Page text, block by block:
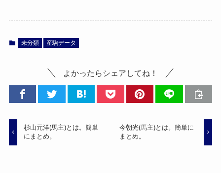
未分類 産駒データ
よかったらシェアしてね！
杉山元洋(馬主)とは。簡単
にまとめ。
今朝光(馬主)とは。簡単に
まとめ。